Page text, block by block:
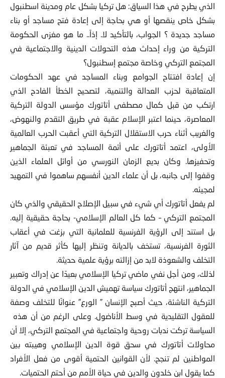
الذي يطرح في هذا السياق: هل تركيا بشكل عام ومدينة اسطنبول
بشكل خاص ينقصها أو هي بحاجة إلى إعادة فتح مساجد أو بناء
مساجد جديدة ؟ الجواب، بالتأكيد لا. إذاً.. ما هو مغزى الحكومة
التركية من وراء إحداث هذه التحولات الدينية والاجتماعية في
المجتمع التركي وخاصة مجتمع إسطنبول؟
إن إعادة افتتاح الجوامع وبناء المساجد في عهد الحكومات
المتعاقبة لحزب العدالة والتنمية، لتصحيح الخطأ الفادح الذي
ارتكب من قبل كمال مصطفى أتاتورك مؤسس الدولة التركية
المعاصرة، حينما اعتبر الإسلام عقبة في طريق التقدم والنهوض،
والغريب أثناء حرب الاستقلال التركية التي أعقبت الحرب العالمية
الأولى، اعتمد أتاتورك على أئمة المساجد في تعبئة الجماهير
وتحفيزها. وكان بديع الزمان النورسي من أوائل العلماء الذين
وقفوا إلى جانبه، بل أن علماء الدين أنفسهم ساهموا في التمهيد
لمجيئه.
لم يفعل أتاتورك أي شيء في سبيل الإصلاح الحقيقي والذي كان
المجتمع التركي – كما كل العالم الإسلامي- بحاجة حقيقية إليه.
بل استند إلى الرؤية الفرنسية للعلمانية التي بزغت في أعقاب
الثورة الفرنسية، تستخف بالديانة وتنظر إليها كأثر قديم من آثار
التخلف والشعوذة لابد من إزالته برؤية علمية حديثة.
لذلك، ومن أجل نفي ماضي تركيا الإسلامي بعيدًا عن إدراك وتعبير
الجماهير، انتهج أتاتورك سياسة تهميش الدين الإسلامي في الدولة
التركية الناشئة، حيث أصبح الإنسان ” الورع” عنوانًا للتخلف وصفة
للعقول التقليدية في وسط الأناضول. وعلى الرغم من أن هذه
السياسة تركت ندبات روحية واجتماعية في المجتمع التركي، إلا أن
محاولات أتاتورك في سحق قوة الدين الإسلامي وهيبته بين
المواطنين لم تنجح. لأن القوانين الحتمية أقوى من فعل الأفراد
كما يقول ابن خلدون والدين في حياة الأمم من أحتم الحتميات.